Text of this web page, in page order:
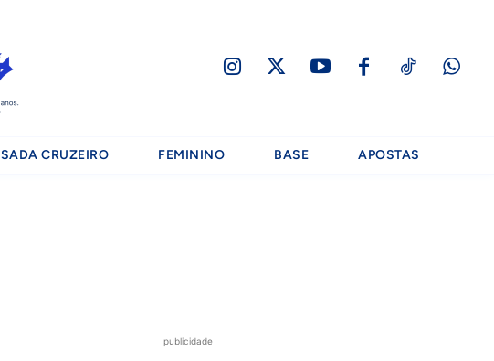
SADA CRUZEIRO FEMININO BASE APOSTAS
publicidade